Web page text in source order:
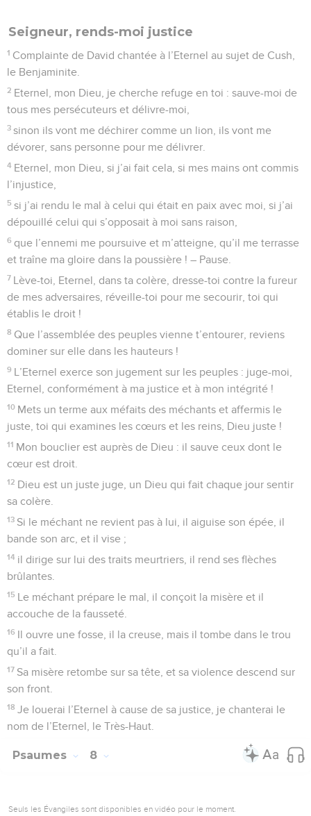
Seigneur, rends-moi justice
1 Complainte de David chantée à l’Eternel au sujet de Cush,
le Benjaminite.
2 Eternel, mon Dieu, je cherche refuge en toi : sauve-moi de
tous mes persécuteurs et délivre-moi,
3 sinon ils vont me déchirer comme un lion, ils vont me
dévorer, sans personne pour me délivrer.
4 Eternel, mon Dieu, si j’ai fait cela, si mes mains ont commis
l’injustice,
5 si j’ai rendu le mal à celui qui était en paix avec moi, si j’ai
dépouillé celui qui s’opposait à moi sans raison,
6 que l’ennemi me poursuive et m’atteigne, qu’il me terrasse
et traîne ma gloire dans la poussière ! – Pause.
7 Lève-toi, Eternel, dans ta colère, dresse-toi contre la fureur
de mes adversaires, réveille-toi pour me secourir, toi qui
établis le droit !
8 Que l’assemblée des peuples vienne t’entourer, reviens
dominer sur elle dans les hauteurs !
9 L’Eternel exerce son jugement sur les peuples : juge-moi,
Eternel, conformément à ma justice et à mon intégrité !
10 Mets un terme aux méfaits des méchants et affermis le
juste, toi qui examines les cœurs et les reins, Dieu juste !
11 Mon bouclier est auprès de Dieu : il sauve ceux dont le
cœur est droit.
12 Dieu est un juste juge, un Dieu qui fait chaque jour sentir
sa colère.
13 Si le méchant ne revient pas à lui, il aiguise son épée, il
bande son arc, et il vise ;
14 il dirige sur lui des traits meurtriers, il rend ses flèches
brûlantes.
15 Le méchant prépare le mal, il conçoit la misère et il
accouche de la fausseté.
16 Il ouvre une fosse, il la creuse, mais il tombe dans le trou
qu’il a fait.
17 Sa misère retombe sur sa tête, et sa violence descend sur
son front.
18 Je louerai l’Eternel à cause de sa justice, je chanterai le
nom de l’Eternel, le Très-Haut.
Psaumes 8
Seuls les Évangiles sont disponibles en vidéo pour le moment.